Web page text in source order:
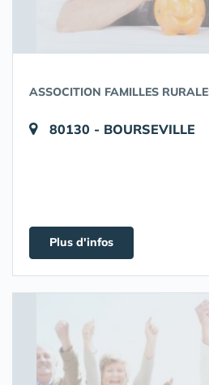
ASSOCITION FAMILLES
80130 - BOURSEVILLE
Plus d'infos